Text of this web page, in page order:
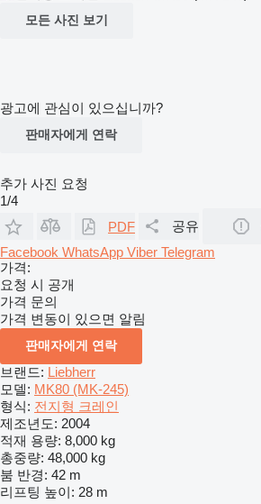
모든 사진 보기
광고에 관심이 있으십니까?
판매자에게 연락
추가 사진 요청
1/4
PDF
공유
Facebook WhatsApp Viber Telegram
가격:
요청 시 공개
가격 문의
가격 변동이 있으면 알림
판매자에게 연락
브랜드: Liebherr
모델: MK80 (MK-245)
형식: 전지형 크레인
제조년도: 2004
적재 용량: 8,000 kg
총중량: 48,000 kg
붐 반경: 42 m
리프팅 높이: 28 m